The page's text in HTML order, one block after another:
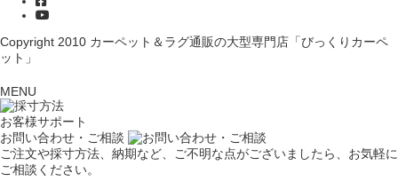
Copyright 2010 カーペット＆ラグ通販の大型専門店「びっくりカーペ
ット」
MENU
お客様サポート
お問い合わせ・ご相談
ご注文や採寸方法、納期など、ご不明な点がございましたら、お気軽に
ご相談ください。